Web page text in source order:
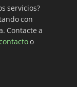
servicios?
con
Contacte a
o